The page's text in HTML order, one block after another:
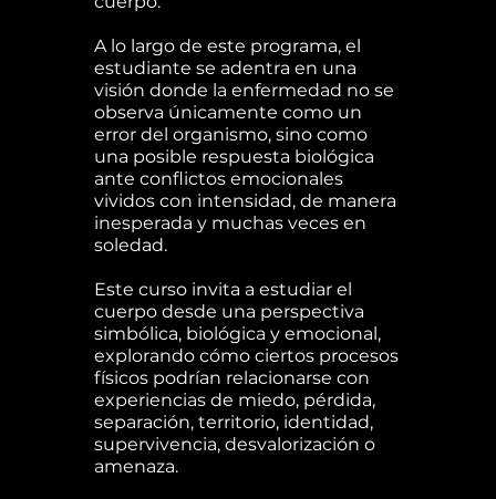
A lo largo de este programa, el
estudiante se adentra en una
visión donde la enfermedad no se
observa únicamente como un
error del organismo, sino como
una posible respuesta biológica
ante conflictos emocionales
vividos con intensidad, de manera
inesperada y muchas veces en
soledad.
Este curso invita a estudiar el
cuerpo desde una perspectiva
simbólica, biológica y emocional,
explorando cómo ciertos procesos
físicos podrían relacionarse con
experiencias de miedo, pérdida,
separación, territorio, identidad,
supervivencia, desvalorización o
amenaza.